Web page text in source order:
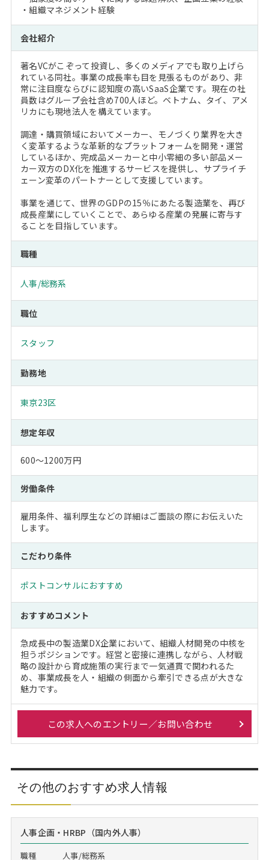
・組織マネジメント経験
会社紹介
著名VCがこぞって投資し、多くのメディアでも取り上げら
れている同社。事業の成長率も目を見張るものがあり、非
常に注目度ならびに認知度の高いSaaS企業です。現在の社
員数はグループ会社含め700人ほど。ベトナム、タイ、アメ
リカにも現地法人を構えています。
調達・購買領域においてメーカー、モノづくり業界を大き
く変革するような革新的なプラットフォームを開発・運営
しているほか、完成品メーカーと中小零細の多い部品メー
カー双方のDX化を推進するサービスを提供し、サプライチ
ェーン変革のパートナーとして支援しています。
事業を通じて、世界のGDPの15％にあたる製造業を、再び
成長産業にしていくことで、あらゆる産業の発展に寄与す
ることを目指しています。
職種
人事/総務系
職位
スタッフ
勤務地
東京23区
想定年収
600～1200万円
労働条件
雇用条件、福利厚生などの詳細はご面談の際にお伝えいた
します。
こだわり条件
ポストコンサルにおすすめ
おすすめコメント
急成長中の製造業DX企業において、組織人材開発の中核を
担うポジションです。経営と密接に連携しながら、人材戦
略の設計から育成施策の実行まで一気通貫で関われるた
め、事業成長を人・組織の側面から牽引できる点が大きな
魅力です。
この求人へのエントリー／お問い合わせ
その他のおすすめ求人情報
人事企画・HRBP（国内外人事）
職種 人事/総務系